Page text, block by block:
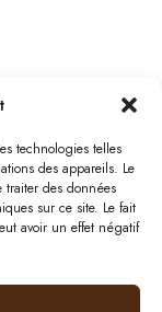
technologies telles
des appareils. Le
traiter des données
sur ce site. Le fait
avoir un effet négatif